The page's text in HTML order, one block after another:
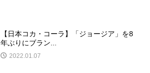
【日本コカ・コーラ】「ジョージア」を8
年ぶりにブラン...
2022.01.07